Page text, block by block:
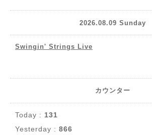
2026.08.09 Sunday
Swingin' Strings Live
カウンター
Today : 131
Yesterday : 866